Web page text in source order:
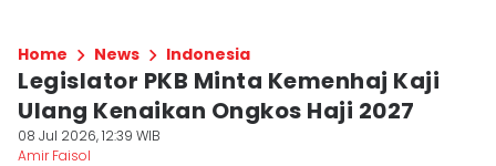
Home News Indonesia
Legislator PKB Minta Kemenhaj Kaji
Ulang Kenaikan Ongkos Haji 2027
08 Jul 2026, 12:39 WIB
Amir Faisol